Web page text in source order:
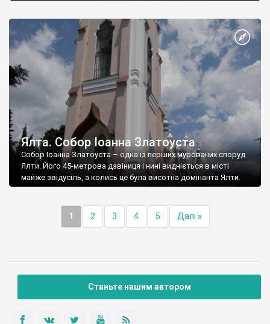
Ялта. Собор Іоанна Златоуста
Собор Іоанна Златоуста – одна із перших мурованих споруд
Ялти. Його 45-метрова дзвіниця і нині видніється в місті
майже звідусіль, а колись це була висотна домінанта Ялти.
1 2 3 4 5 Далі »
Станьте нашим автором